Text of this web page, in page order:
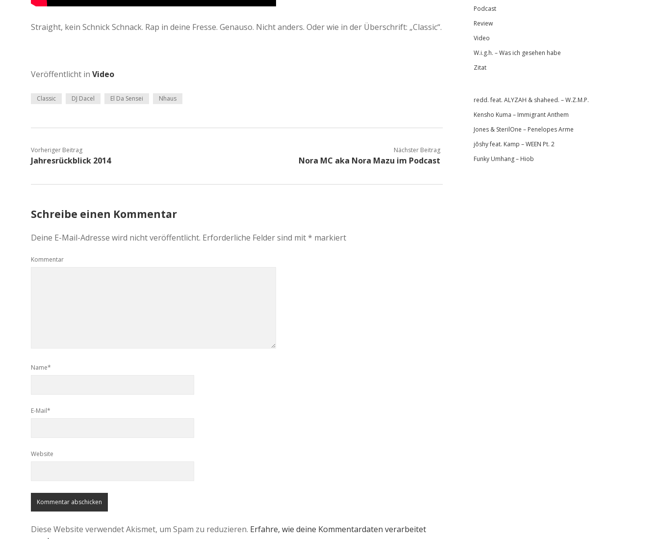
Straight, kein Schnick Schnack. Rap in deine Fresse. Genauso. Nicht anders. Oder wie in der Überschrift: „Classic“.
Veröffentlicht in Video
Classic DJ Dacel El Da Sensei Nhaus
Vorheriger Beitrag
Jahresrückblick 2014
Nächster Beitrag
Nora MC aka Nora Mazu im Podcast
Schreibe einen Kommentar
Deine E-Mail-Adresse wird nicht veröffentlicht. Erforderliche Felder sind mit* markiert
Kommentar
Name*
E-Mail*
Website
Diese Website verwendet Akismet, um Spam zu reduzieren. Erfahre, wie deine Kommentardaten verarbeitet
Podcast
Review
Video
W.i.g.h. – Was ich gesehen habe
Zitat
redd. feat. ALYZAH & shaheed. – W.Z.M.P.
Kensho Kuma – Immigrant Anthem
Jones & SterilOne – Penelopes Arme
jōshy feat. Kamp – WEEN Pt. 2
Funky Umhang – Hiob